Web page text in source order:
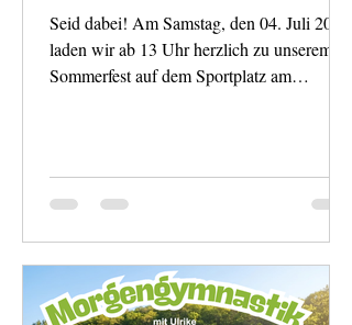
Seid dabei! Am Samstag, den 04. Juli 2026,
laden wir ab 13 Uhr herzlich zu unserem
Sommerfest auf dem Sportplatz am
Abteilungen (u. a. Kinderturnen, Karate,
Cheerleading, Fitness, Beachvolleyball und
sowie leckeres Essen vom Grill und kühle
Getränke. Damit das Fest ein voller Erfolg
wird, freuen wir uns über Unterstützung –